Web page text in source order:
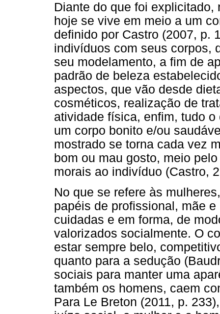
Diante do que foi
hoje se vive em meio a um
definido por Castro (2007, p.
indivíduos com seus corpos,
seu modelamento, a fim de
padrão de beleza
aspectos, que vão desde
cosméticos, realização de
atividade física, enfim, tudo
um corpo bonito e/ou
mostrado se torna cada vez
bom ou mau gosto, meio
morais ao indivíduo (Castro,
No que se refere às
papéis de profissional, mãe
cuidadas e em forma, de
valorizados socialmente. O
estar sempre belo,
quanto para a sedução
sociais para manter uma
também os homens, caem
Para Le Breton (2011, p.